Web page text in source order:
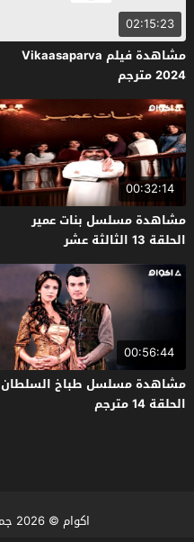
02:15:23
مشاهدة فيلم Vikaasaparva
2024 مترجم
00:32:14
مشاهدة مسلسل بنات عمير
الحلقة 13 الثالثة عشر
00:56:44
مشاهدة مسلسل طباخ السلطان
الحلقة 14 مترجم
اكوام © 2026 جميع الحقوق محفوظة.